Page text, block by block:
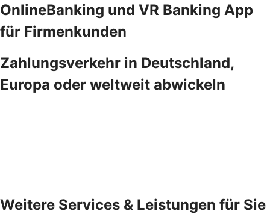
OnlineBanking und VR Banking App
für Firmenkunden
Zahlungsverkehr in Deutschland,
Europa oder weltweit abwickeln
Weitere Services & Leistungen für Sie